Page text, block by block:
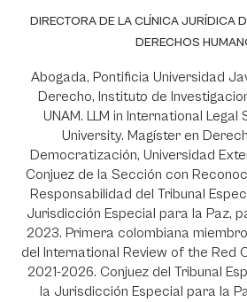
DIRECTORA DE LA CLÍNICA JURÍDICA
DERECHOS
Abogada, Pontificia Universidad
Derecho, Instituto de
UNAM. LLM in International Legal
University. Magíster en
Democratización, Universidad
Conjuez de la Sección con
Responsabilidad del Tribunal
Jurisdicción Especial para la Paz,
2023. Primera colombiana
del International Review of the Red
2021-2026. Conjuez del Tribunal
la Jurisdicción Especial para la